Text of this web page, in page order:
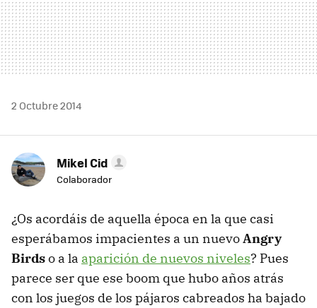
2 Octubre 2014
Mikel Cid
Colaborador
¿Os acordáis de aquella época en la que casi
esperábamos impacientes a un nuevoAngry
Birdso a la aparición de nuevos niveles? Pues
parece ser que ese boom que hubo años atrás
con los juegos de los pájaros cabreados ha bajado